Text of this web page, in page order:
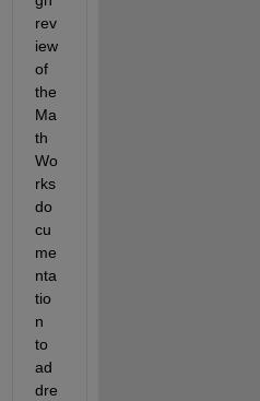
rev
iew
of
the
Ma
th
Wo
rks
do
cu
me
nta
tio
n
to
ad
dre